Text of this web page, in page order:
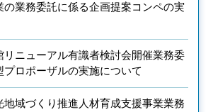
の業務委託に係る企画提案コンペの実
リニューアル有識者検討会開催業務委
プロポーザルの実施について
地域づくり推進人材育成支援事業業務